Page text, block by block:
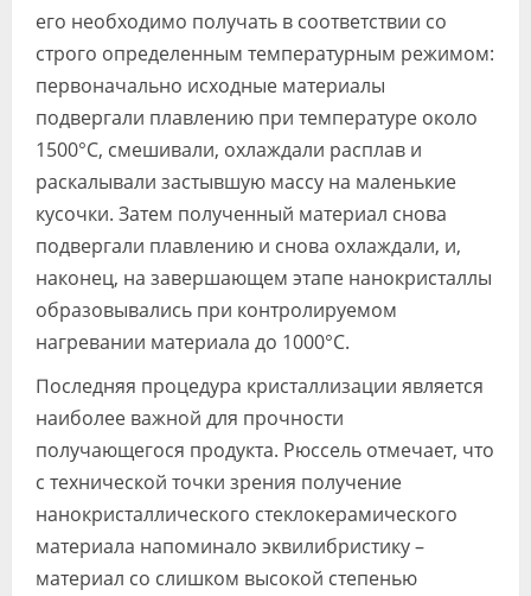
его необходимо получать в соответствии со
строго определенным температурным режимом:
первоначально исходные материалы
подвергали плавлению при температуре около
1500°C, смешивали, охлаждали расплав и
раскалывали застывшую массу на маленькие
кусочки. Затем полученный материал снова
подвергали плавлению и снова охлаждали, и,
наконец, на завершающем этапе нанокристаллы
образовывались при контролируемом
нагревании материала до 1000°C.
Последняя процедура кристаллизации является
наиболее важной для прочности
получающегося продукта. Рюссель отмечает, что
с технической точки зрения получение
нанокристаллического стеклокерамического
материала напоминало эквилибристику –
материал со слишком высокой степенью